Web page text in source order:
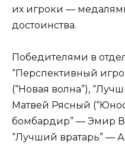
их игроки —
достоинства.
Победителями в
“Перспективный
(“Новая волна”),
Матвей Рясный
бомбардир” — Эмир
“Лучший вратарь” —